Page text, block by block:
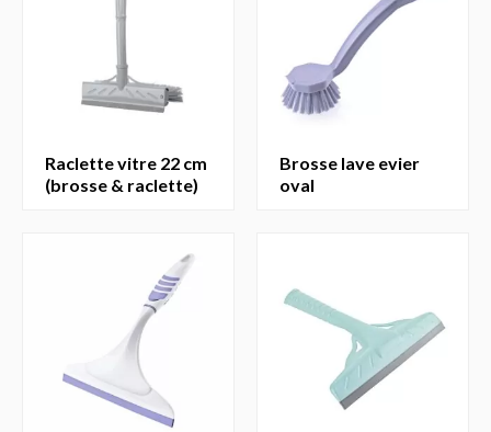
raclette vitre 22 cm
(brosse & raclette)
brosse lave evier
oval